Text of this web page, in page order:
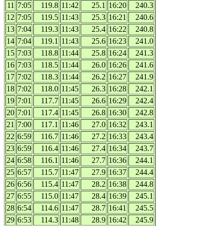
11 7:05 119.8 11:42 25.1 16:20
240.3
12 7:05 119.5 11:43 25.3 16:21
240.6
13 7:04 119.3 11:43 25.4 16:22
240.8
14 7:04 119.1 11:43 25.6 16:23
241.0
15 7:03 118.8 11:44 25.8 16:24
241.3
16 7:03 118.5 11:44 26.0 16:26
241.6
17 7:02 118.3 11:44 26.2 16:27
241.9
18 7:02 118.0 11:45 26.3 16:28
242.1
19 7:01 117.7 11:45 26.6 16:29
242.4
20 7:01 117.4 11:45 26.8 16:30
242.8
21 7:00 117.1 11:46 27.0 16:32
243.1
22 6:59 116.7 11:46 27.2 16:33
243.4
23 6:59 116.4 11:46 27.4 16:34
243.7
24 6:58 116.1 11:46 27.7 16:36
244.1
25 6:57 115.7 11:47 27.9 16:37
244.4
26 6:56 115.4 11:47 28.2 16:38
244.8
27 6:55 115.0 11:47 28.4 16:39
245.1
28 6:54 114.6 11:47 28.7 16:41
245.5
29 6:53 114.3 11:48 28.9 16:42
245.9